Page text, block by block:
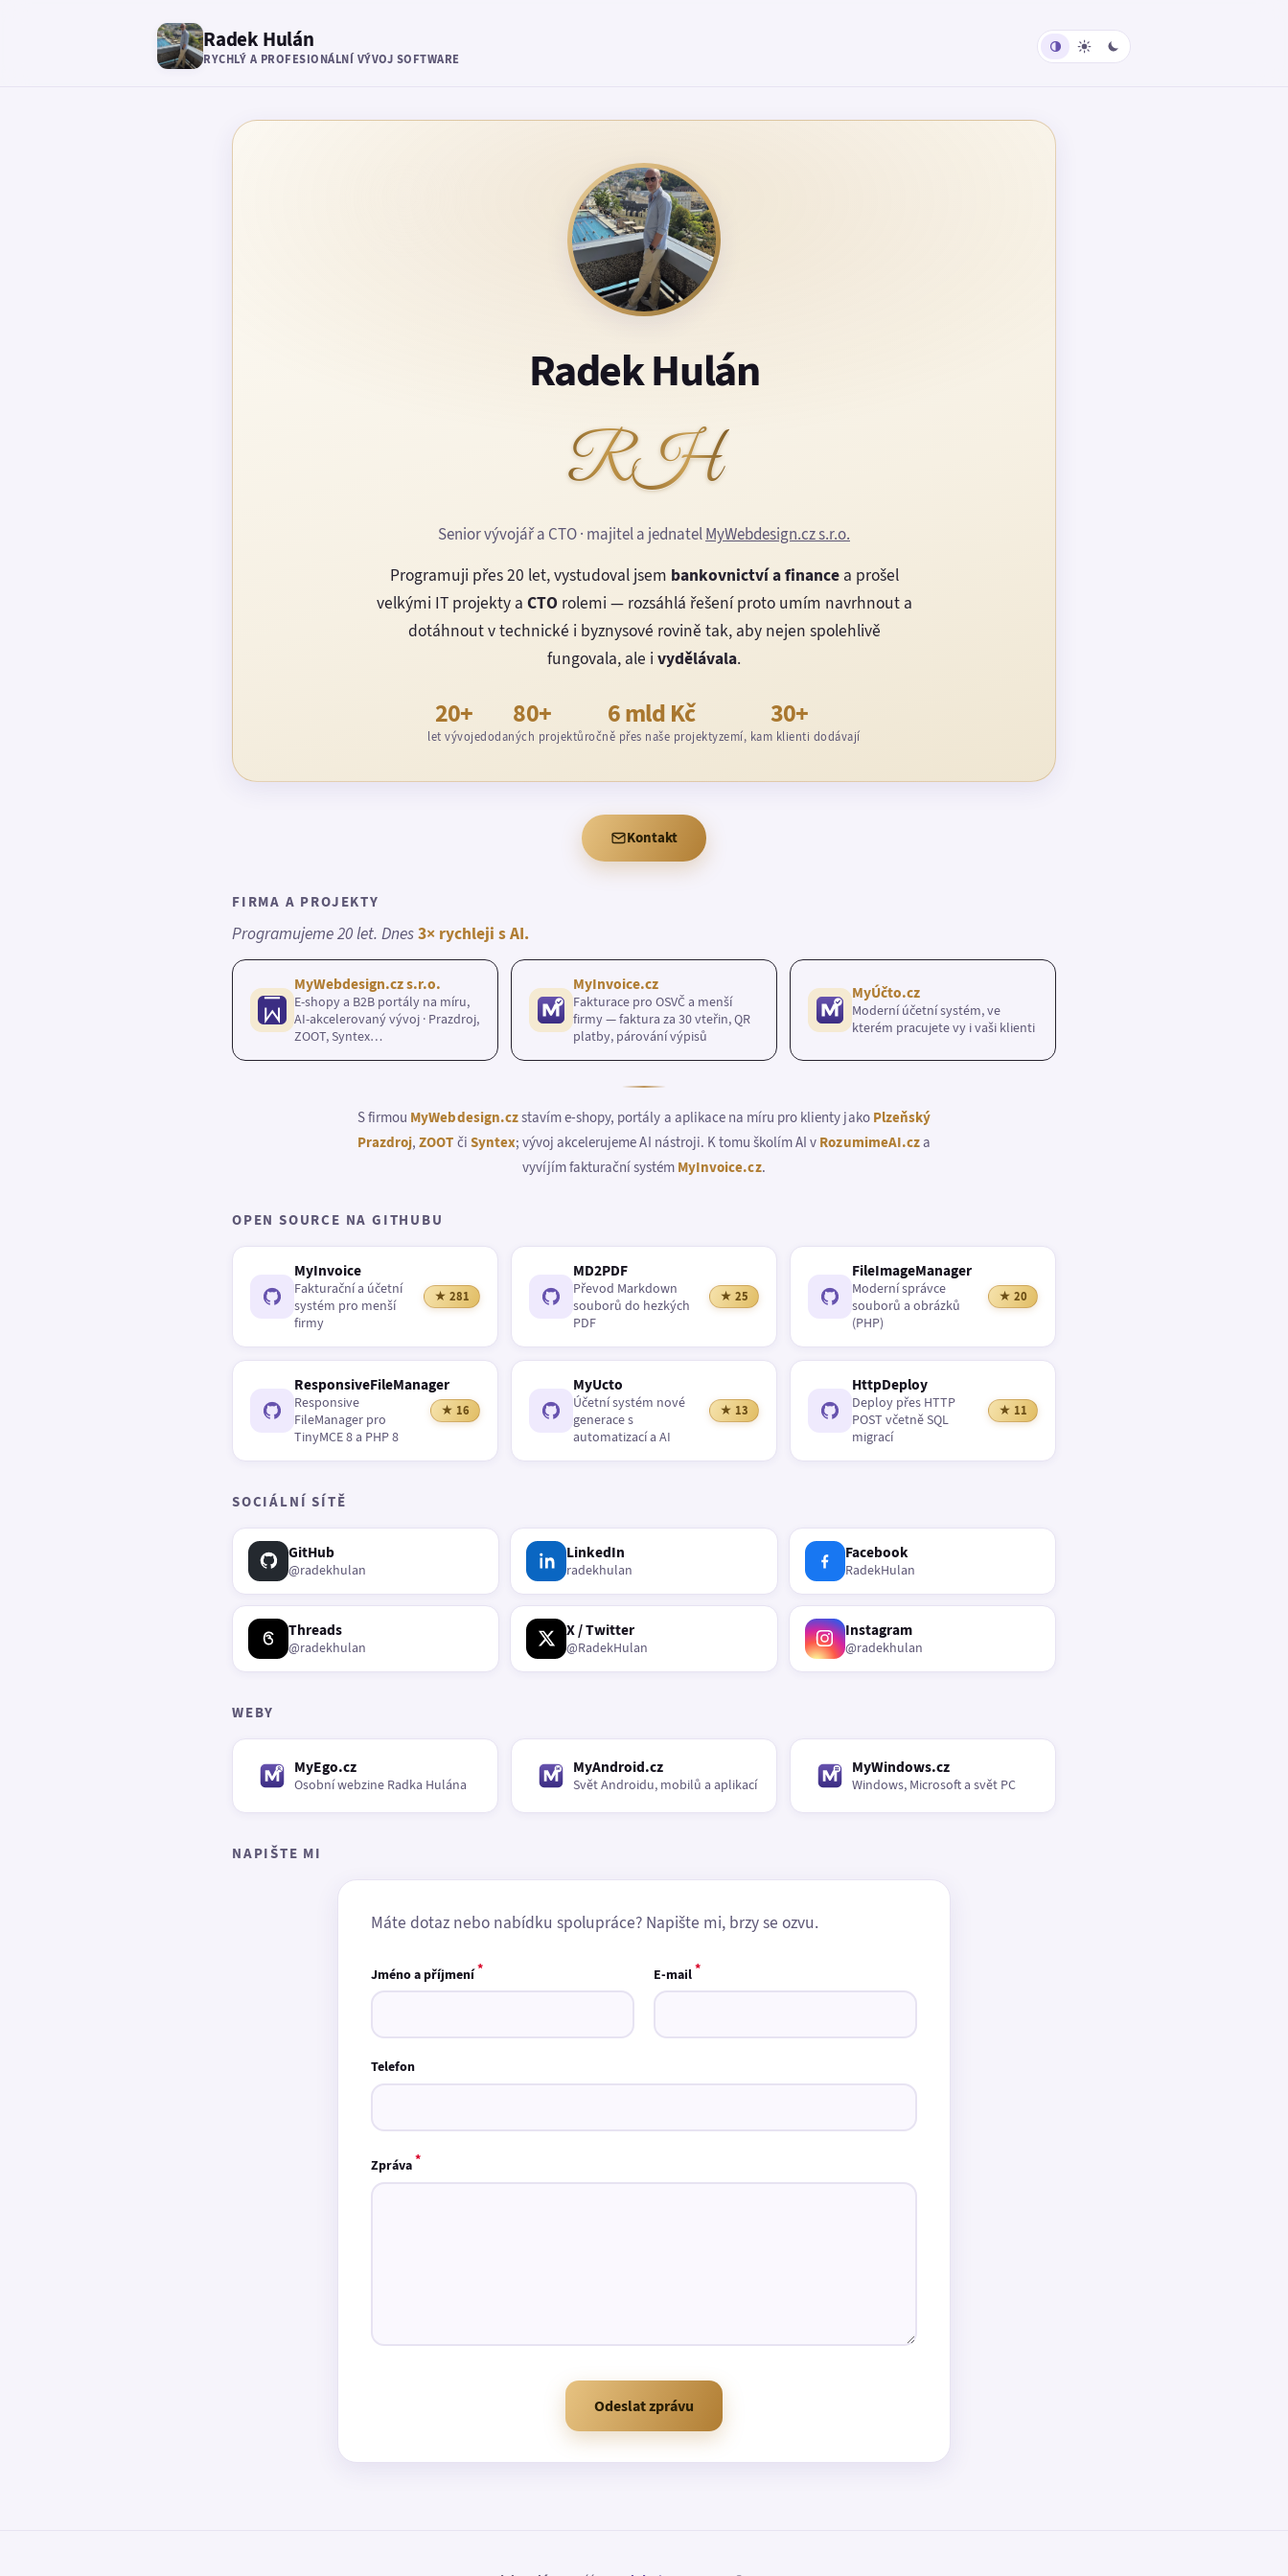
Radek Hulán
RYCHLÝ A PROFESIONÁLNÍ VÝVOJ SOFTWARE
Radek Hulán
RH
Senior vývojář a CTO · majitel a jednatelMyWebdesign.cz s.r.o.
Programuji přes 20 let, vystudoval jsem bankovnictví a financea prošel
velkými IT projekty a CTOrolemi — rozsáhlá řešení proto umím navrhnout a
dotáhnout v technické i byznysové rovině tak, aby nejen spolehlivě
fungovala, ale i vydělávala.
20+
let vývoje
80+
dodaných projektů
6 mld Kč
ročně přes naše projekty
30+
zemí, kam klienti dodávají
Kontakt
FIRMA A PROJEKTY
Programujeme 20 let. Dnes3× rychleji s AI.
MyWebdesign.cz s.r.o.
E-shopy a B2B portály na míru,
AI-akcelerovaný vývoj · Prazdroj,
ZOOT, Syntex…
MyInvoice.cz
Fakturace pro OSVČ a menší
firmy — faktura za 30 vteřin, QR
platby, párování výpisů
MyÚčto.cz
Moderní účetní systém, ve
kterém pracujete vy i vaši klienti
S firmou MyWebdesign.czstavím e-shopy, portály a aplikace na míru pro klienty jako Plzeňský
Prazdroj,ZOOT či Syntex; vývoj akcelerujeme AI nástroji. K tomu školím AI v RozumimeAI.cza
vyvíjím fakturační systém MyInvoice.cz.
OPEN SOURCE NA GITHUBU
MyInvoice
Fakturační a účetní
systém pro menší
firmy
★ 281
MD2PDF
Převod Markdown
souborů do hezkých
PDF
★ 25
FileImageManager
Moderní správce
souborů a obrázků
(PHP)
★ 20
ResponsiveFileManager
Responsive
FileManager pro
TinyMCE 8 a PHP 8
★ 16
MyUcto
Účetní systém nové
generace s
automatizací a AI
★ 13
HttpDeploy
Deploy přes HTTP
POST včetně SQL
migrací
★ 11
SOCIÁLNÍ SÍTĚ
GitHub
@radekhulan
LinkedIn
radekhulan
Facebook
RadekHulan
Threads
@radekhulan
X / Twitter
@RadekHulan
Instagram
@radekhulan
WEBY
MyEgo.cz
Osobní webzine Radka Hulána
MyAndroid.cz
Svět Androidu, mobilů a aplikací
MyWindows.cz
Windows, Microsoft a svět PC
NAPIŠTE MI
Máte dotaz nebo nabídku spolupráce? Napište mi, brzy se ozvu.
Jméno a příjmení* E-mail*
Telefon
Zpráva*
Odeslat zprávu